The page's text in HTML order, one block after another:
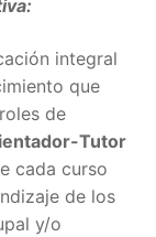
integral
que
de
Tutor
cada curso
de los
y/o